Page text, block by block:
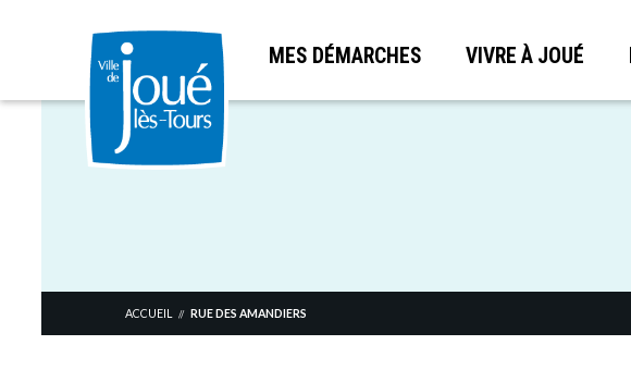
Aller
MES DÉMARCHES VIVRE À JOUÉ
ACCUEIL // RUE DES AMANDIERS